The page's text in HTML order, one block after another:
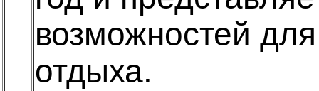
возможностей
отдыха.